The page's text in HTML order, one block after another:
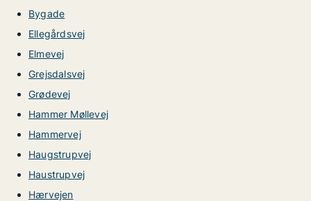
Bygade
Ellegårdsvej
Elmevej
Grejsdalsvej
Grødevej
Hammer Møllevej
Hammervej
Haugstrupvej
Haustrupvej
Hærvejen